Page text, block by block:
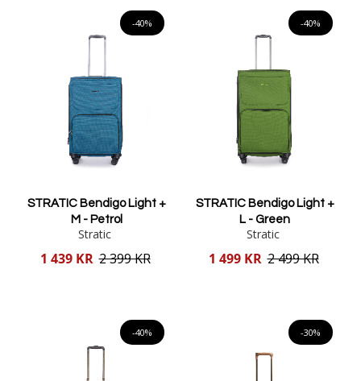
-40%
STRATIC Bendigo Light +
M - Petrol
Stratic
Reducerat
1 439 KR 2 399 KR
-40%
STRATIC Bendigo Light +
L - Green
Stratic
Reducerat
1 499 KR 2 499 KR
-40% -30%